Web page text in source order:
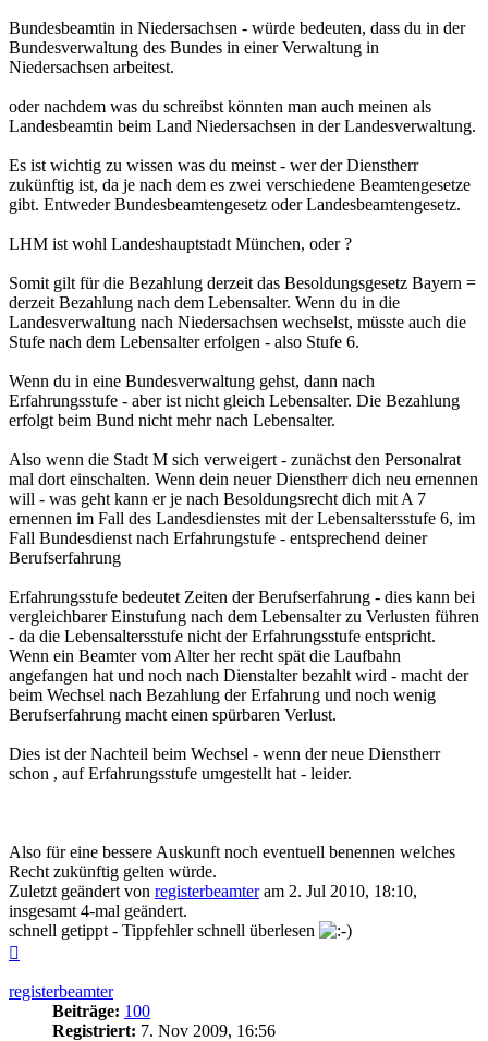
Bundesbeamtin in Niedersachsen - würde bedeuten, dass du in der
Bundesverwaltung des Bundes in einer Verwaltung in
Niedersachsen arbeitest.
oder nachdem was du schreibst könnten man auch meinen als
Landesbeamtin beim Land Niedersachsen in der Landesverwaltung.
Es ist wichtig zu wissen was du meinst - wer der Dienstherr
zukünftig ist, da je nach dem es zwei verschiedene Beamtengesetze
gibt. Entweder Bundesbeamtengesetz oder Landesbeamtengesetz.
LHM ist wohl Landeshauptstadt München, oder ?
Somit gilt für die Bezahlung derzeit das Besoldungsgesetz Bayern =
derzeit Bezahlung nach dem Lebensalter. Wenn du in die
Landesverwaltung nach Niedersachsen wechselst, müsste auch die
Stufe nach dem Lebensalter erfolgen - also Stufe 6.
Wenn du in eine Bundesverwaltung gehst, dann nach
Erfahrungsstufe - aber ist nicht gleich Lebensalter. Die Bezahlung
erfolgt beim Bund nicht mehr nach Lebensalter.
Also wenn die Stadt M sich verweigert - zunächst den Personalrat
mal dort einschalten. Wenn dein neuer Dienstherr dich neu ernennen
will - was geht kann er je nach Besoldungsrecht dich mit A 7
ernennen im Fall des Landesdienstes mit der Lebensaltersstufe 6, im
Fall Bundesdienst nach Erfahrungstufe - entsprechend deiner
Berufserfahrung
Erfahrungsstufe bedeutet Zeiten der Berufserfahrung - dies kann bei
vergleichbarer Einstufung nach dem Lebensalter zu Verlusten führen
- da die Lebensaltersstufe nicht der Erfahrungsstufe entspricht.
Wenn ein Beamter vom Alter her recht spät die Laufbahn
angefangen hat und noch nach Dienstalter bezahlt wird - macht der
beim Wechsel nach Bezahlung der Erfahrung und noch wenig
Berufserfahrung macht einen spürbaren Verlust.
Dies ist der Nachteil beim Wechsel - wenn der neue Dienstherr
schon , auf Erfahrungsstufe umgestellt hat - leider.
Also für eine bessere Auskunft noch eventuell benennen welches
Recht zukünftig gelten würde.
Zuletzt geändert von registerbeamteram 2. Jul 2010, 18:10,
insgesamt 4-mal geändert.
schnell getippt - Tippfehler schnell überlesen
registerbeamter
Beiträge: 100
Registriert: 7. Nov 2009, 16:56